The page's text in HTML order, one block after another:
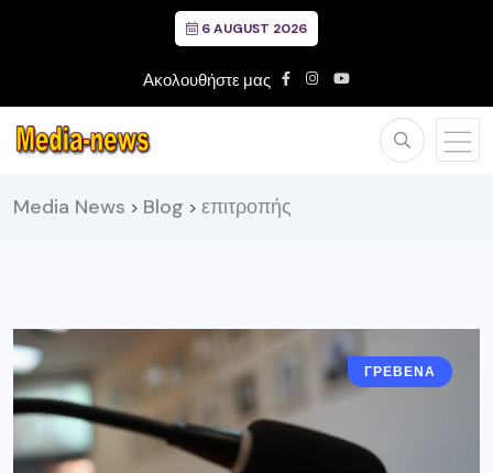
6 AUGUST 2026
Ακολουθήστε μας
Media News > Blog > επιτροπής
ΓΡΕΒΕΝΑ